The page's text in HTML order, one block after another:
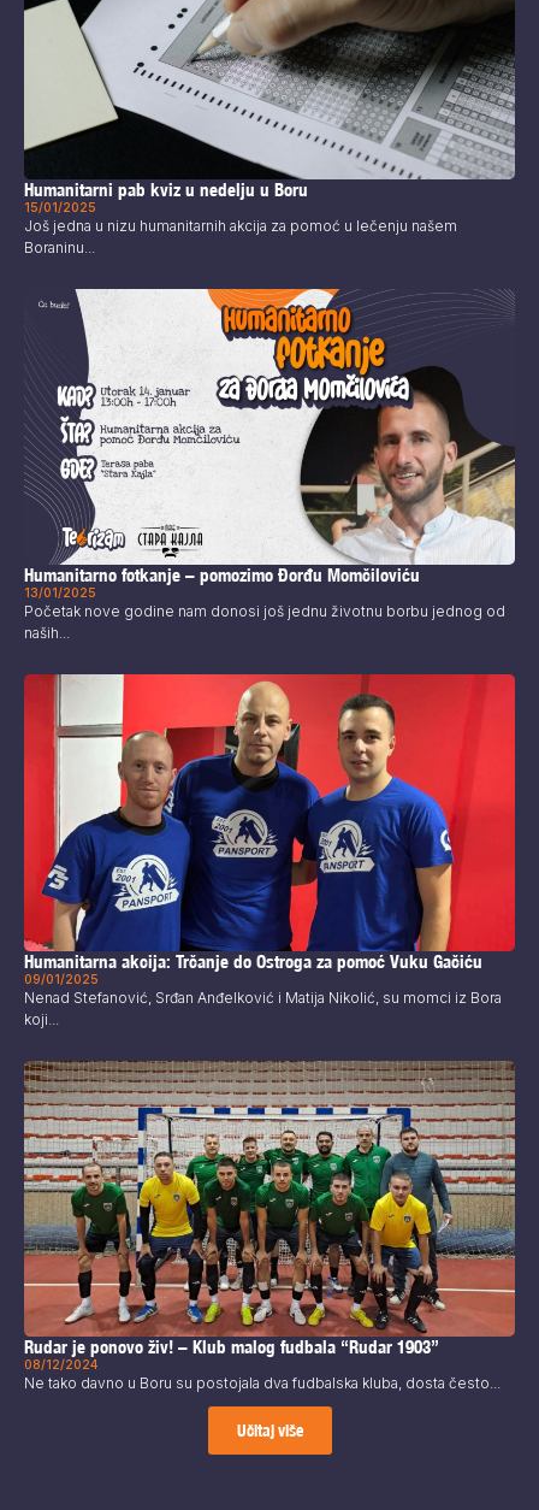
Humanitarni pab kviz u nedelju u Boru
15/01/2025
Još jedna u nizu humanitarnih akcija za pomoć u lečenju našem
Boraninu...
Humanitarno fotkanje – pomozimo Đorđu Momčiloviću
13/01/2025
Početak nove godine nam donosi još jednu životnu borbu jednog od
naših...
Humanitarna akcija: Trčanje do Ostroga za pomoć Vuku Gačiću
09/01/2025
Nenad Stefanović, Srđan Anđelković i Matija Nikolić, su momci iz Bora
koji...
Rudar je ponovo živ! – Klub malog fudbala “Rudar 1903”
08/12/2024
Ne tako davno u Boru su postojala dva fudbalska kluba, dosta često...
Učitaj više